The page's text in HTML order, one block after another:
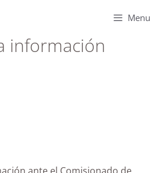
Menu
información